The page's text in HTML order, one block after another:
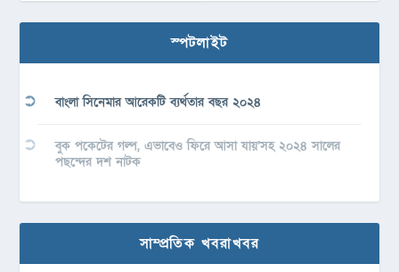
স্পটলাইট
বাংলা সিনেমার আরেকটি ব্যর্থতার বছর ২০২৪
বুক পকেটের গল্প, এভাবেও ফিরে আসা যায়’সহ ২০২৪ সালের
পছন্দের দশ নাটক
সাম্প্রতিক খবরাখবর